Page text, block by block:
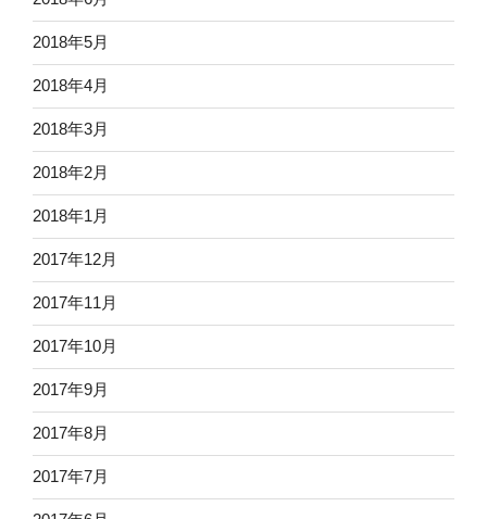
2018年5月
2018年4月
2018年3月
2018年2月
2018年1月
2017年12月
2017年11月
2017年10月
2017年9月
2017年8月
2017年7月